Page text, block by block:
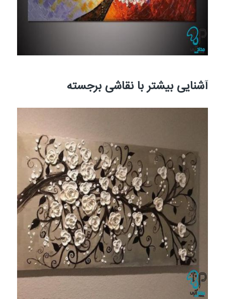
آشنایی بیشتر با نقاشی برجسته